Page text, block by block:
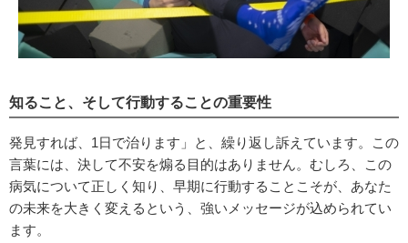
知ること、そして行動することの重要性
発見すれば、1日で治ります」と、繰り返し訴えています。この
言葉には、決して不安を煽る目的はありません。むしろ、この
病気について正しく知り、早期に行動することこそが、あなた
の未来を大きく変えるという、強いメッセージが込められてい
ます。